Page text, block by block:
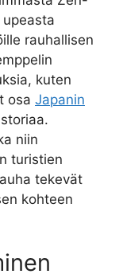
rauhallisen
kuten
osa Japanin
niin
turistien
tekevät
kohteen